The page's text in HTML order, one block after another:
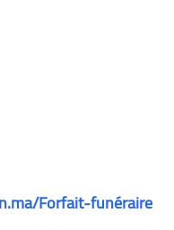
Forfait-funéraire